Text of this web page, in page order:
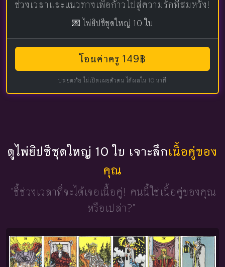
ช่วงเวลาและแนวทางเพื่อก้าวไปสู่ความรักที่สมหวัง!
💌 ไพ่ยิปซีชุดใหญ่ 10 ใบ
โอนค่าครู 149฿
ปลอดภัย ไม่เปิดเผยตัวตน ได้ผลใน 10 นาที
ดูไพ่ยิปซีชุดใหญ่ 10 ใบ เจาะลึกเนื้อคู่ของ
คุณ
"ชี้ช่วงเวลาที่จะได้เจอเนื้อคู่! คนนี้ใช่เนื้อคู่ของคุณ
หรือเปล่า?"